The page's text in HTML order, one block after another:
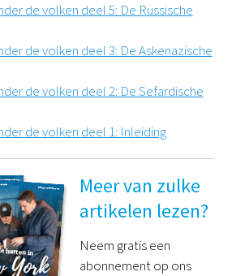
de volken deel 5: De Russische
de volken deel 3: De Askenazische
de volken deel 2: De Sefardische
de volken deel 1: Inleiding
Meer van zulke
artikelen lezen?
Neem gratis een
abonnement op ons